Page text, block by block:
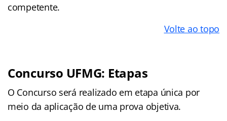
competente.
Volte ao topo
Concurso UFMG: Etapas
O Concurso será realizado em etapa única por
meio da aplicação de uma prova objetiva.